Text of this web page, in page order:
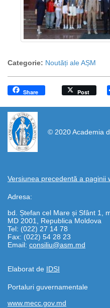
Categorie: Noutăți ale AȘM
Share Post
© 2020 Academia
Versiunea precedentă a paginii
Adresa:
bd. Ștefan cel Mare și Sfânt 1,
MD 2001, Republica Moldova
Tel: (022) 27 14 78
Fax: (022) 54 28 23
Email: consiliu@asm.md
Elaborat de IDSI
https://propletenie.ru/
Portaluri guvernamentale
www.mecc.gov.md